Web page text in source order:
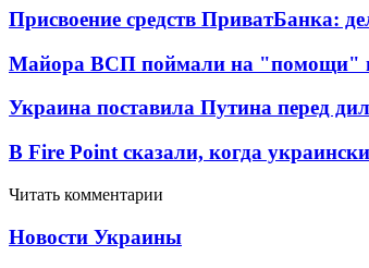
Присвоение средств ПриватБанка:
Майора ВСП поймали на "помощи"
Украина поставила Путина перед
В Fire Point сказали, когда
Читать комментарии
Новости Украины